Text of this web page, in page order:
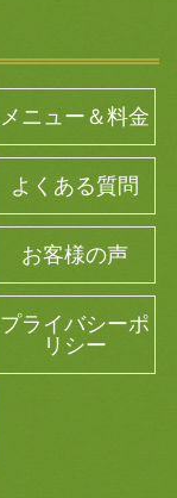
メニュー＆料金
よくある質問
お客様の声
プライバシーポ
リシー